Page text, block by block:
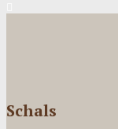
Schals